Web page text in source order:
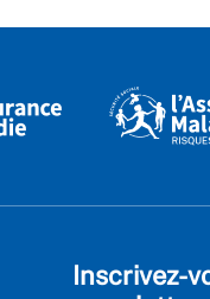
Inscrivez-